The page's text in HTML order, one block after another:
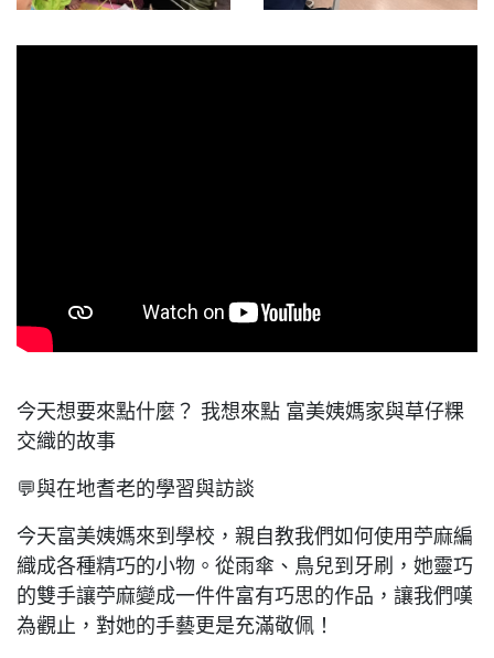
今天想要來點什麼？ 我想來點 富美姨媽家與草仔粿
交織的故事
💬與在地耆老的學習與訪談
今天富美姨媽來到學校，親自教我們如何使用苧麻編
織成各種精巧的小物。從雨傘、鳥兒到牙刷，她靈巧
的雙手讓苧麻變成一件件富有巧思的作品，讓我們嘆
為觀止，對她的手藝更是充滿敬佩！